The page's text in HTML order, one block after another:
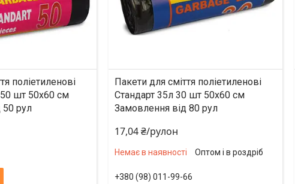
поліетиленові
шт 50х60 см
50 рул
Пакети для сміття поліетиленові
Стандарт 35л 30 шт 50х60 см
Замовлення від 80 рул
17,04 ₴/рулон
Немає в наявності Оптом і в роздріб
+380 (98) 011-99-66